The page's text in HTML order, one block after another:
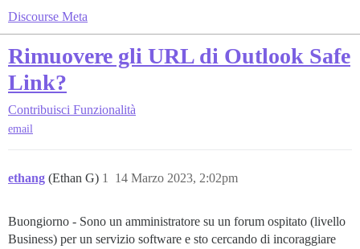
Discourse Meta
Rimuovere gli URL di Outlook Safe
Link?
Contribuisci Funzionalità
email
ethang (Ethan G) 14 Marzo 2023, 2:02pm
1
Buongiorno - Sono un amministratore su un forum ospitato (livello
Business) per un servizio software e sto cercando di incoraggiare